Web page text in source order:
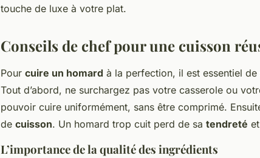
touche de luxe à votre plat.
Conseils de chef pour une cuisson
Pour cuire un homard à la perfection, il est essentiel
Tout d’abord, ne surchargez pas votre casserole ou
pouvoir cuire uniformément, sans être comprimé.
de cuisson. Un homard trop cuit perd de sa tendreté
L’importance de la qualité des ingrédients